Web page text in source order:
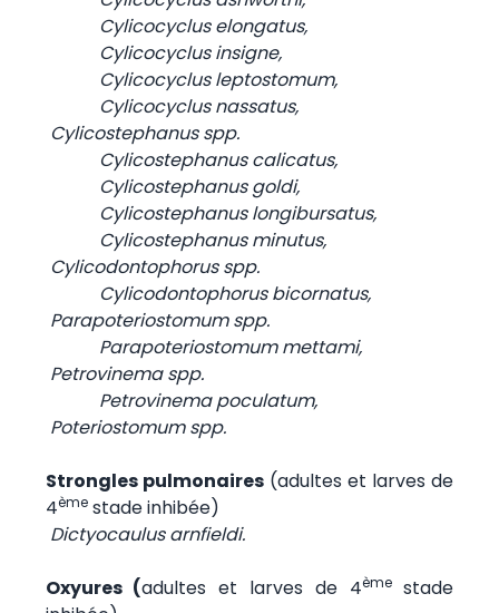
Cylicocyclus elongatus,
Cylicocyclus insigne,
Cylicocyclus leptostomum,
Cylicocyclus nassatus,
Cylicostephanus spp.
Cylicostephanus calicatus,
Cylicostephanus goldi,
Cylicostephanus longibursatus,
Cylicostephanus minutus,
Cylicodontophorus spp.
Cylicodontophorus bicornatus,
Parapoteriostomum spp.
Parapoteriostomum mettami,
Petrovinema spp.
Petrovinema poculatum,
Poteriostomum spp.
Strongles pulmonaires(adultes et larves de
4èmestade inhibée)
Dictyocaulus arnfieldi.
Oxyures (adultes et larves de 4èmestade